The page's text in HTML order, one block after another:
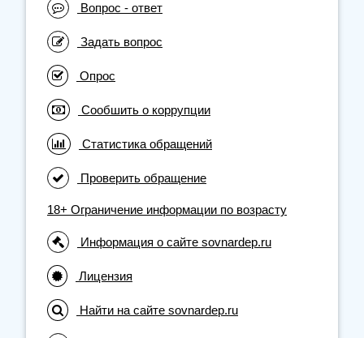
Вопрос - ответ
Задать вопрос
Опрос
Сообшить о коррупции
Статистика обращений
Проверить обращение
18+ Ограничение информации по возрасту
Информация о сайте sovnardep.ru
Лицензия
Найти на сайте sovnardep.ru